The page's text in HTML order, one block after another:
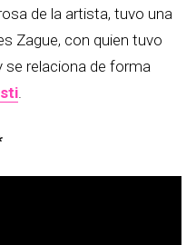
de la artista, tuvo una
Zague, con quien tuvo
se relaciona de forma